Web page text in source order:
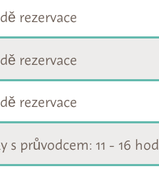
rezervace
rezervace
rezervace
průvodcem: 11 - 16 hod